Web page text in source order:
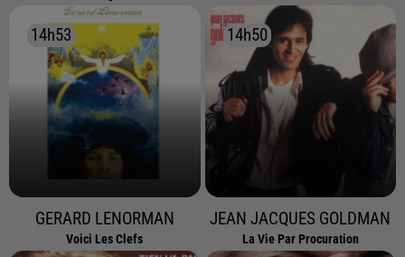
14h53
14h53
GERARD LENORMAN
Voici Les Clefs
14h50
14h50
JEAN JACQUES GOLDMAN
La Vie Par Procuration